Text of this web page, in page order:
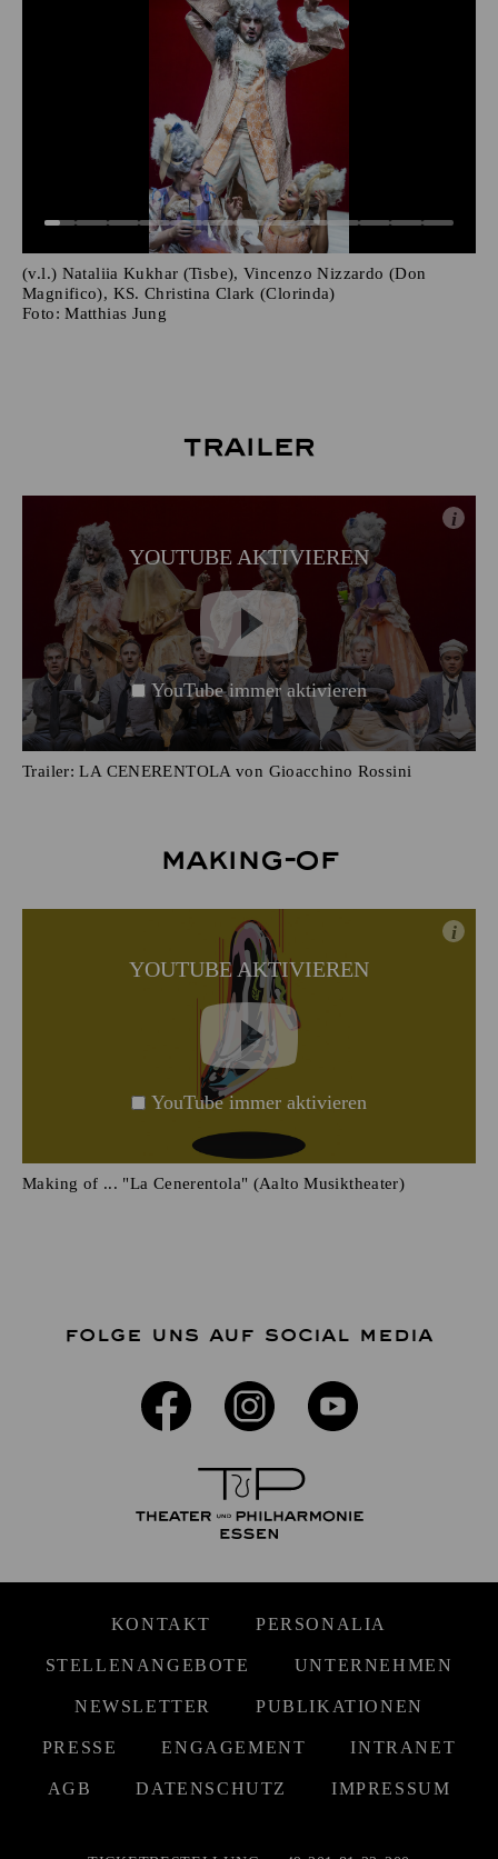
(v.l.) Nataliia Kukhar (Tisbe), Vincenzo Nizzardo (Don
Magnifico), KS. Christina Clark (Clorinda)
Foto: Matthias Jung
Trailer
YOUTUBE AKTIVIEREN
i
YouTube immer aktivieren
Trailer: LA CENERENTOLA von Gioacchino Rossini
Making-of
YOUTUBE AKTIVIEREN
i
YouTube immer aktivieren
Making of ... "La Cenerentola" (Aalto Musiktheater)
FOLGE UNS AUF SOCIAL MEDIA
KONTAKT PERSONALIA
STELLENANGEBOTE UNTERNEHMEN
NEWSLETTER PUBLIKATIONEN
PRESSE ENGAGEMENT INTRANET
AGB DATENSCHUTZ IMPRESSUM